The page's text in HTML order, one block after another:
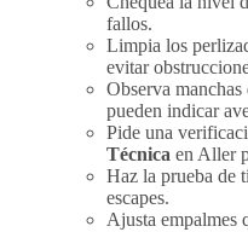
fallos.
Limpia los
evitar
Observa
pueden indicar
Pide una
Técnica en Aller
Haz la prueba de
escapes.
Ajusta empalmes